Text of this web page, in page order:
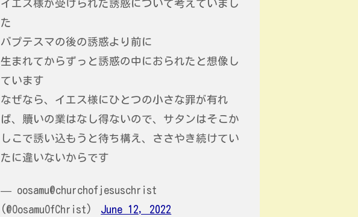
イエス様が受けられた誘惑について考えていまし
た
バプテスマの後の誘惑より前に
生まれてからずっと誘惑の中におられたと想像し
ています
なぜなら、イエス様にひとつの小さな罪が有れ
ば、贖いの業はなし得ないので、サタンはそこか
しこで誘い込もうと待ち構え、ささやき続けてい
たに違いないからです
— oosamu@churchofjesuschrist
(@OosamuOfChrist)
June 12, 2022